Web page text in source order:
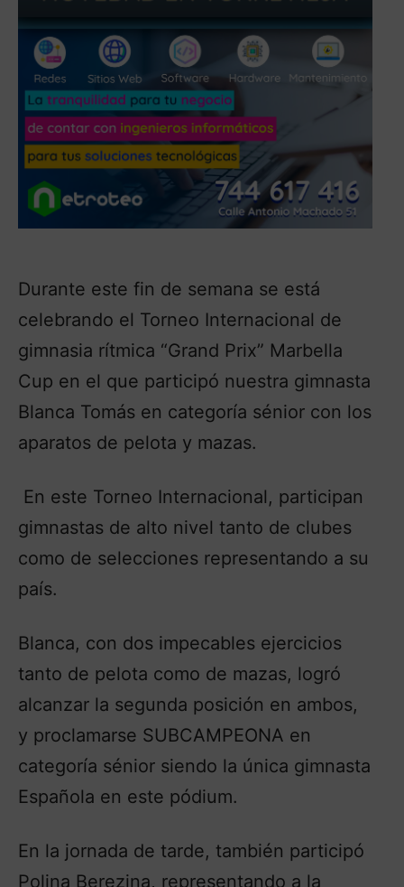
Durante este fin de semana se está
celebrando el Torneo Internacional de
gimnasia rítmica “Grand Prix” Marbella
Cup en el que participó nuestra gimnasta
Blanca Tomás en categoría sénior con los
aparatos de pelota y mazas.
En este Torneo Internacional, participan
gimnastas de alto nivel tanto de clubes
como de selecciones representando a su
país.
Blanca, con dos impecables ejercicios
tanto de pelota como de mazas, logró
alcanzar la segunda posición en ambos,
y proclamarse SUBCAMPEONA en
categoría sénior siendo la única gimnasta
Española en este pódium.
En la jornada de tarde, también participó
Polina Berezina, representando a la